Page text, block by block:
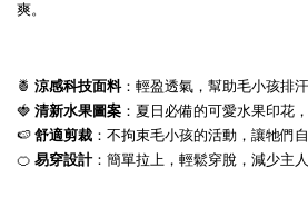
爽。
🍍 涼感科技面料：輕盈透氣，幫助毛小孩排
🍓 清新水果圖案 ：夏日必備的可愛水果印花
🍉 舒適剪裁 ：不拘束毛小孩的活動，讓牠們
🍊 易穿設計：簡單拉上，輕鬆穿脫，減少主